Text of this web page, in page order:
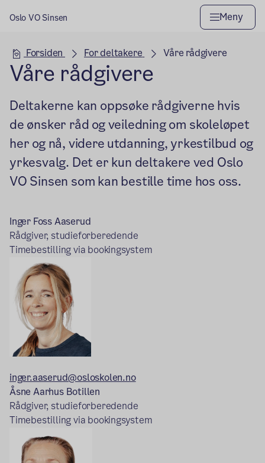
Oslo VO Sinsen Meny
Hovedseksjon
Forsiden For deltakere Våre rådgivere
Våre rådgivere
Deltakerne kan oppsøke rådgiverne hvis
de ønsker råd og veiledning om skoleløpet
her og nå, videre utdanning, yrkestilbud og
yrkesvalg. Det er kun deltakere ved Oslo
VO Sinsen som kan bestille time hos oss.
Inger Foss Aaserud
Rådgiver, studieforberedende
Timebestilling via bookingsystem
inger.aaserud@osloskolen.no
Åsne Aarhus Botillen
Rådgiver, studieforberedende
Timebestilling via bookingsystem